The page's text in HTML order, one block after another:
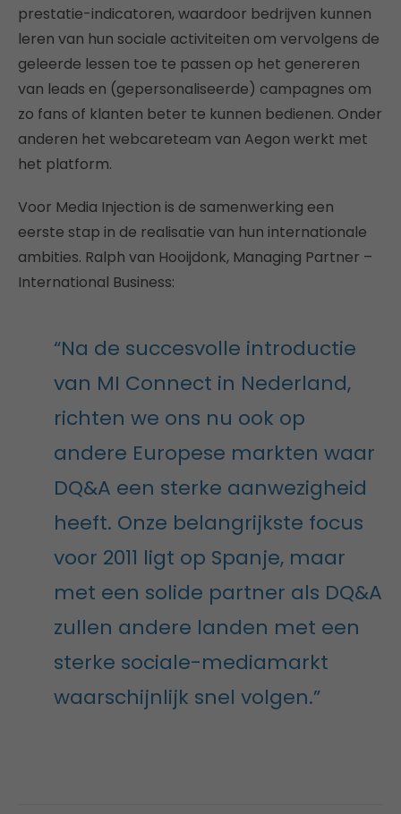
prestatie-indicatoren, waardoor bedrijven kunnen
leren van hun sociale activiteiten om vervolgens de
geleerde lessen toe te passen op het genereren
van leads en (gepersonaliseerde) campagnes om
zo fans of klanten beter te kunnen bedienen. Onder
anderen het webcareteam van Aegon werkt met
het platform.
Voor Media Injection is de samenwerking een
eerste stap in de realisatie van hun internationale
ambities. Ralph van Hooijdonk, Managing Partner –
International Business:
“Na de succesvolle introductie
van MI Connect in Nederland,
richten we ons nu ook op
andere Europese markten waar
DQ&A een sterke aanwezigheid
heeft. Onze belangrijkste focus
voor 2011 ligt op Spanje, maar
met een solide partner als DQ&A
zullen andere landen met een
sterke sociale-mediamarkt
waarschijnlijk snel volgen.”